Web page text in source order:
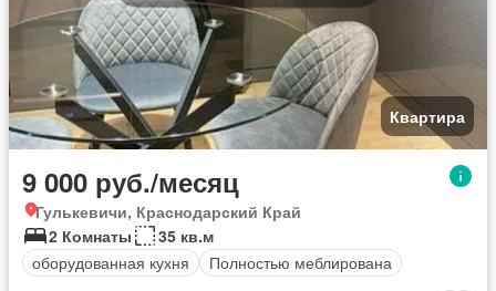
Квартира
9 000 руб./месяц
Гулькевичи, Краснодарский Край
2 Комнаты
35 кв.м
оборудованная кухня
Полностью меблирована